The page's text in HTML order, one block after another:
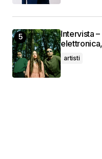
Intervista
artisti